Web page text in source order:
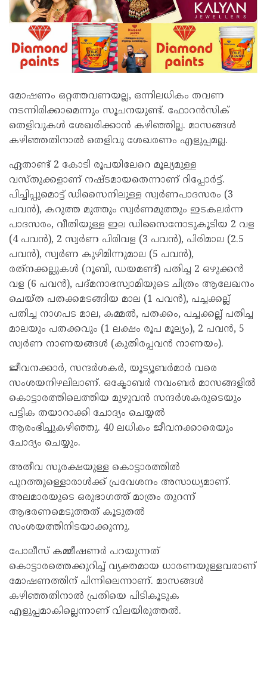
മോഷണം ഒറ്റത്തവണയല്ല, ഒന്നിലധികം തവണ
നടന്നിരിക്കാമെന്നും സൂചനയുണ്ട്. ഫോറന്‍സിക്
തെളിവുകള്‍ ശേഖരിക്കാന്‍ കഴിഞ്ഞില്ല. മാസങ്ങള്‍
കഴിഞ്ഞതിനാല്‍ തെളിവു ശേഖരണം എളുപ്പമല്ല.
ഏതാണ്ട് 2 കോടി രൂപയിലേറെ മൂല്യമുള്ള
വസ്തുക്കളാണ് നഷ്ടമായതെന്നാണ് റിപ്പോര്‍ട്ട്.
പിച്ചിപ്പുമൊട്ട് ഡിസൈനിലുള്ള സ്വര്‍ണപാദസരം (3
പവന്‍), കറുത്ത മുത്തും സ്വര്‍ണമുത്തും ഇടകലര്‍ന്ന
പാദസരം, വീതിയുള്ള ഇല ഡിസൈനോടുകൂടിയ 2 വള
(4 പവന്‍), 2 സ്വര്‍ണ പിരിവള (3 പവന്‍), പിരിമാല (2.5
പവന്‍), സ്വര്‍ണ കുഴിമിന്നുമാല (5 പവന്‍),
രത്‌നക്കല്ലുകള്‍ (റൂബി, ഡയമണ്ട്) പതിച്ച 2 ഒഴുക്കന്‍
വള (6 പവന്‍), പദ്മനാഭസ്വാമിയുടെ ചിത്രം ആലേഖനം
ചെയ്ത പതക്കമടങ്ങിയ മാല (1 പവന്‍), പച്ചക്കല്ല്
പതിച്ച നാഗപട മാല, കമ്മല്‍, പതക്കം, പച്ചക്കല്ല് പതിച്ച
മാലയും പതക്കവും (1 ലക്ഷം രൂപ മൂല്യം), 2 പവന്‍, 5
സ്വര്‍ണ നാണയങ്ങള്‍ (കുതിരപ്പവന്‍ നാണയം).
ജീവനക്കാര്‍, സന്ദര്‍ശകര്‍, യൂട്യൂബര്‍മാര്‍ വരെ
സംശയനിഴലിലാണ്. ഒക്ടോബര്‍ നവംബര്‍ മാസങ്ങളില്‍
കൊട്ടാരത്തിലെത്തിയ മുഴുവന്‍ സന്ദര്‍ശകരുടെയും
പട്ടിക തയാറാക്കി ചോദ്യം ചെയ്യല്‍
ആരംഭിച്ചുകഴിഞ്ഞു. 40 ലധികം ജീവനക്കാരെയും
ചോദ്യം ചെയ്യും.
അതീവ സുരക്ഷയുള്ള കൊട്ടാരത്തില്‍
പുറത്തുള്ളൊരാള്‍ക്ക് പ്രവേശനം അസാധ്യമാണ്.
അലമാരയുടെ ഒരുഭാഗത്ത് മാത്രം തുറന്ന്
ആഭരണമെടുത്തത് കൂടുതല്‍
സംശയത്തിനിടയാക്കുന്നു.
പോലീസ് കമ്മീഷണര്‍ പറയുന്നത്
കൊട്ടാരത്തെക്കുറിച്ച് വ്യക്തമായ ധാരണയുള്ളവരാണ്
മോഷണത്തിന് പിന്നിലെന്നാണ്. മാസങ്ങള്‍
കഴിഞ്ഞതിനാല്‍ പ്രതിയെ പിടികൂടുക
എളുപ്പമാകില്ലെന്നാണ് വിലയിരുത്തല്‍.